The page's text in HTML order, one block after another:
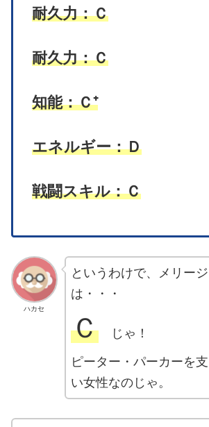
耐久力：Ｃ
耐久力：Ｃ
知能：Ｃ⁺
エネルギー：Ｄ
戦闘スキル：Ｃ
ハカセ
というわけで、メリー
は・・・
Ｃじゃ！
ピーター・パーカーを
い女性なのじゃ。